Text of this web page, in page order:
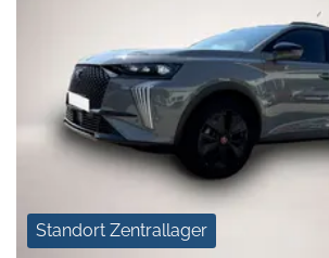
Standort Zentrallager